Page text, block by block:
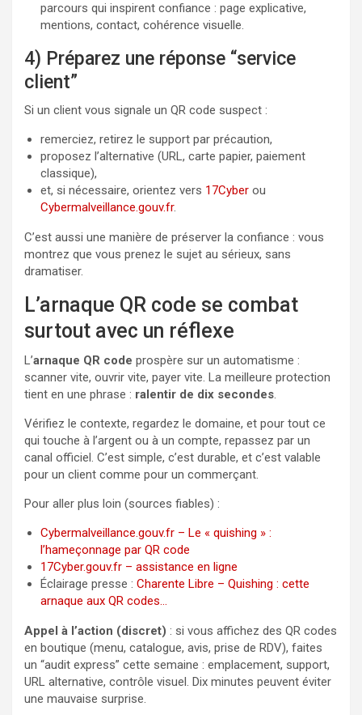
parcours qui inspirent confiance : page explicative,
mentions, contact, cohérence visuelle.
4) Préparez une réponse “service
client”
Si un client vous signale un QR code suspect :
remerciez, retirez le support par précaution,
proposez l’alternative (URL, carte papier, paiement
classique),
et, si nécessaire, orientez vers 17Cyber ou
Cybermalveillance.gouv.fr.
C’est aussi une manière de préserver la confiance : vous
montrez que vous prenez le sujet au sérieux, sans
dramatiser.
L’arnaque QR code se combat
surtout avec un réflexe
L’arnaque QR code prospère sur un automatisme :
scanner vite, ouvrir vite, payer vite. La meilleure protection
tient en une phrase : ralentir de dix secondes.
Vérifiez le contexte, regardez le domaine, et pour tout ce
qui touche à l’argent ou à un compte, repassez par un
canal officiel. C’est simple, c’est durable, et c’est valable
pour un client comme pour un commerçant.
Pour aller plus loin (sources fiables) :
Cybermalveillance.gouv.fr – Le « quishing » :
l’hameçonnage par QR code
17Cyber.gouv.fr – assistance en ligne
Éclairage presse : Charente Libre – Quishing : cette
arnaque aux QR codes…
Appel à l’action (discret) : si vous affichez des QR codes
en boutique (menu, catalogue, avis, prise de RDV), faites
un “audit express” cette semaine : emplacement, support,
URL alternative, contrôle visuel. Dix minutes peuvent éviter
une mauvaise surprise.